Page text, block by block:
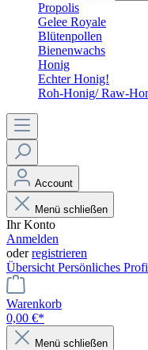
Propolis
Gelee Royale
Blütenpollen
Bienenwachs
Honig
Echter Honig!
Roh-Honig/ Raw-
Account
Menü schließen
Ihr Konto
Anmelden
oderregistrieren
Übersicht Persönliches
Warenkorb
0,00 €*
Menü schließen